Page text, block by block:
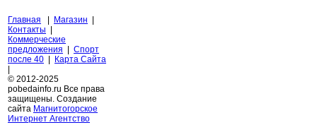
Главная Магазин
Контакты
Коммерческие
предложения
Спорт
после 40
Карта Сайта
© 2012-2025
pobedainfo.ru Все права
защищены. Создание
сайта Магнитогорское
Интернет Агентство